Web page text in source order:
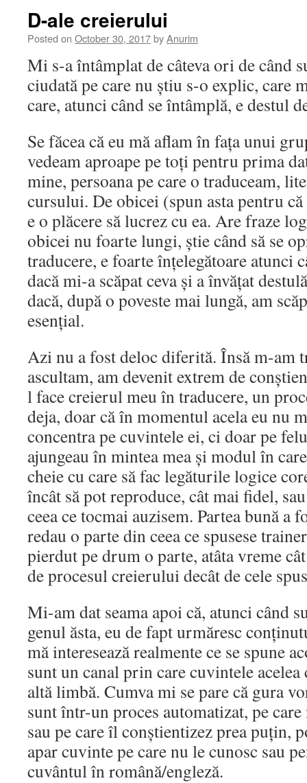
D-ale creierului
Posted on October 30, 2017byAnurim
Mi s-a întâmplat de câteva ori de când
ciudată pe care nu știu s-o explic, care
care, atunci când se întâmplă, e destul
Se făcea că eu mă aflam în fața unui
vedeam aproape pe toți pentru prima
mine, persoana pe care o traduceam,
cursului. De obicei (spun asta pentru
e o plăcere să lucrez cu ea. Are fraze
obicei nu foarte lungi, știe când să se
traducere, e foarte înțelegătoare atunci
dacă mi-a scăpat ceva și a învățat
dacă, după o poveste mai lungă, am
esențial.
Azi nu a fost deloc diferită. Însă m-am
ascultam, am devenit extrem de
l face creierul meu în traducere, un
deja, doar că în momentul acela eu nu
concentra pe cuvintele ei, ci doar pe
ajungeau în mintea mea și modul în
cheie cu care să fac legăturile logice
încât să pot reproduce, cât mai fidel,
ceea ce tocmai auzisem. Partea bună a
redau o parte din ceea ce spusese
pierdut pe drum o parte, atâta vreme
de procesul creierului decât de cele
Mi-am dat seama apoi că, atunci când
genul ăsta, eu de fapt urmăresc
mă interesează realmente ce se spune
sunt un canal prin care cuvintele
altă limbă. Cumva mi se pare că gura
sunt într-un proces automatizat, pe
sau pe care îl conștientizez prea puțin,
apar cuvinte pe care nu le cunosc sau
cuvântul în română/engleză.